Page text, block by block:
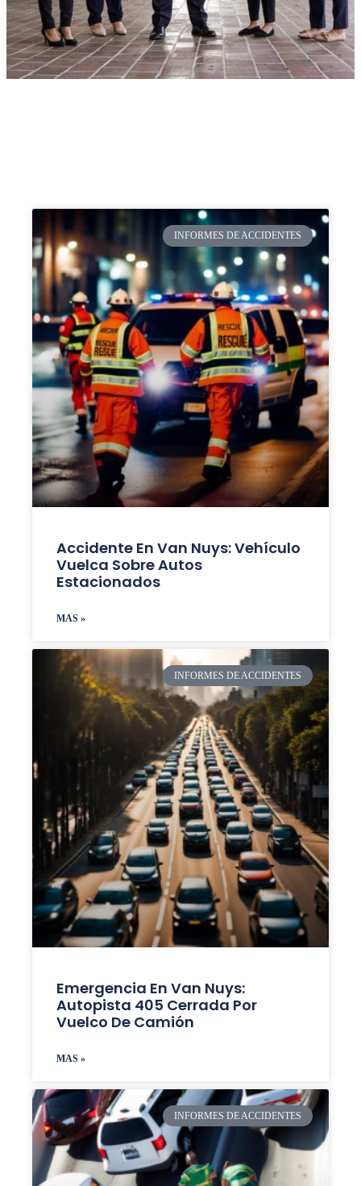
INFORMES DE ACCIDENTES
Accidente En Van Nuys: Vehículo
Vuelca Sobre Autos
Estacionados
MAS »
INFORMES DE ACCIDENTES
Emergencia En Van Nuys:
Autopista 405 Cerrada Por
Vuelco De Camión
MAS »
INFORMES DE ACCIDENTES